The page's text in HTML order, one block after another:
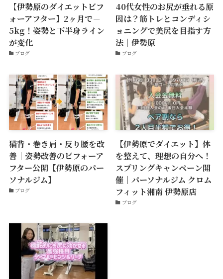
【伊勢原のダイエットビフ
ォーアフター】2ヶ月で－
5kg！姿勢と下半身ライン
が変化
ブログ
40代女性のお尻が垂れる原
因は？筋トレとコンディシ
ョニングで美尻を目指す方
法｜伊勢原
ブログ
猫背・巻き肩・反り腰を改
善｜姿勢改善のビフォーア
フター公開【伊勢原のパー
ソナルジム】
ブログ
【伊勢原でダイエット】体
を整えて、理想の自分へ！
スプリングキャンペーン開
催｜パーソナルジム クロム
フィット湘南 伊勢原店
ブログ